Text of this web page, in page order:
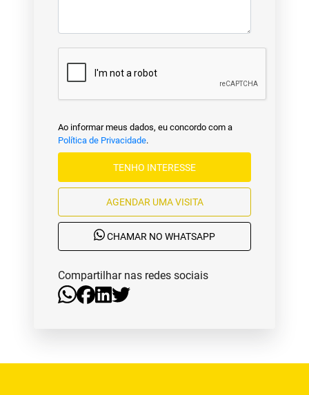
Ao informar meus dados, eu concordo com a
Política de Privacidade.
TENHO INTERESSE
AGENDAR UMA VISITA
CHAMAR NO WHATSAPP
Compartilhar nas redes sociais